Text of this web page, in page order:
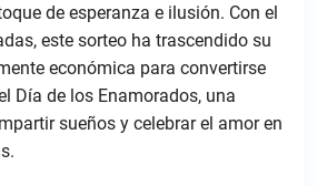
de esperanza e ilusión. Con el
este sorteo ha trascendido su
económica para convertirse
Día de los Enamorados, una
sueños y celebrar el amor en